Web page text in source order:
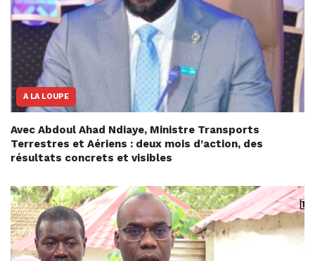
A LA LOUPE
Avec Abdoul Ahad Ndiaye, Ministre Transports
Terrestres et Aériens : deux mois d’action, des
résultats concrets et visibles